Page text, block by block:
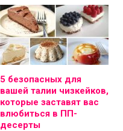
5 безопасных для
вашей талии чизкейков,
которые заставят вас
влюбиться в ПП-
десерты